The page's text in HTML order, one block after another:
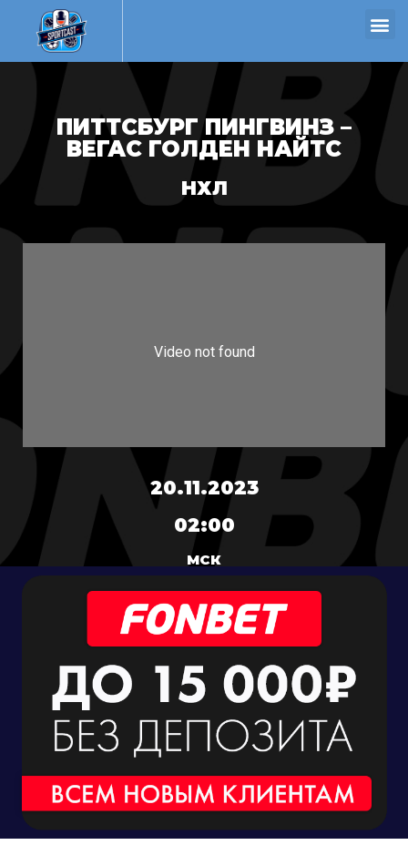
ПИТТСБУРГ ПИНГВИНЗ –
ВЕГАС ГОЛДЕН НАЙТС
НХЛ
20.11.2023
02:00
МСК